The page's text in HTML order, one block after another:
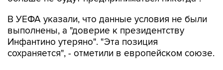
Инфантино утеряно". "Эта позиция
сохраняется", - отметили в европейском союзе.
Открытое противостояние УЕФА, Конференции